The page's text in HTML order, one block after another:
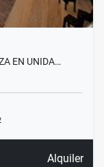
EN UNIDA…
Alquiler